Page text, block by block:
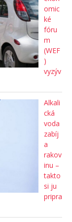
omic
ké
fóru
m
(WEF
)
vyzýv
Alkali
cká
voda
zabíj
a
rakov
inu –
takto
si ju
pripra